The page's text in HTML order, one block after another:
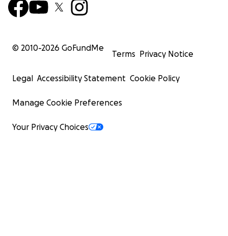
© 2010-2026 GoFundMe
Terms Privacy Notice
Legal Accessibility Statement Cookie Policy
Manage Cookie Preferences
Your Privacy Choices